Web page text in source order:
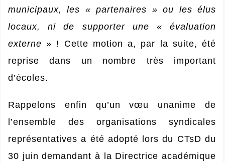
municipaux, les « partenaires » ou les élus
locaux, ni de supporter une « évaluation
externe » ! Cette motion a, par la suite, été
reprise dans un nombre très important
d’écoles.
Rappelons enfin qu’un vœu unanime de
l’ensemble des organisations syndicales
représentatives a été adopté lors du CTsD du
30 juin demandant à la Directrice académique